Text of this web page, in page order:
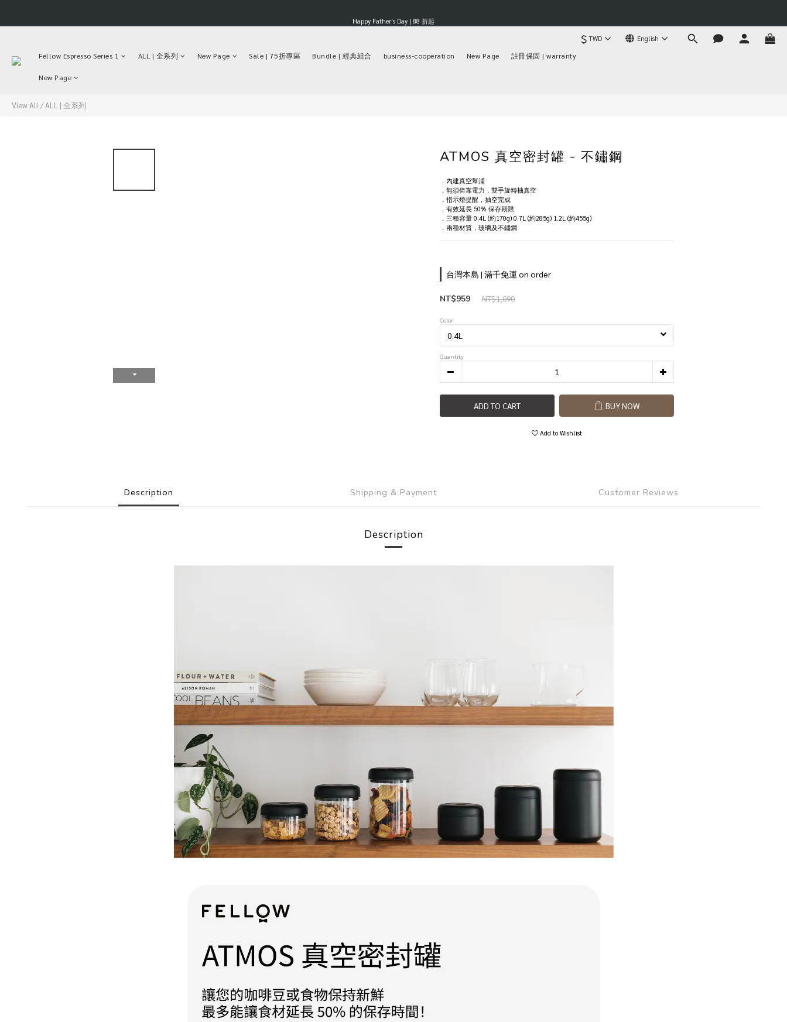
$ TWD English
Fellow Espresso Series 1 ALL | 全系列 New Page Sale | 75折專區 Bundle | 經典組合 business-cooperation New Page 註冊保固 | warranty
New Page
View All /ALL | 全系列
ATMOS 真空密封罐 - 不鏽鋼
．內建真空幫浦
．無須倚靠電力，雙手旋轉抽真空
．指示燈提醒，抽空完成
．有效延長 50% 保存期限
．三種容量 0.4L (約170g) 0.7L (約285g) 1.2L (約455g)
．兩種材質，玻璃及不鏽鋼
台灣本島 | 滿千免運 on order
NT$1,090
NT$959
Color
Quantity
ADD TO CART BUY NOW
Add to Wishlist
Description Shipping & Payment Customer Reviews
Description
BUY NOW